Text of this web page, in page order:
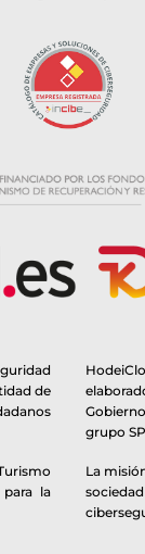
de
para la
grupo
La